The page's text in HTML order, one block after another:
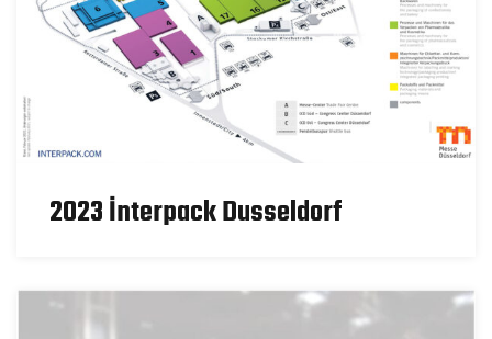
2023 İnterpack Dusseldorf